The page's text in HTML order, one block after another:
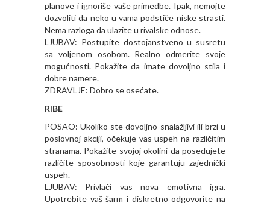
planove i ignoriše vaše primedbe. Ipak, nemojte
dozvoliti da neko u vama podstiče niske strasti.
Nema razloga da ulazite u rivalske odnose.
LJUBAV: Postupite dostojanstveno u susretu
sa voljenom osobom. Realno odmerite svoje
mogućnosti. Pokažite da imate dovoljno stila i
dobre namere.
ZDRAVLJE: Dobro se osećate.
RIBE
POSAO: Ukoliko ste dovoljno snalažljivi ili brzi u
poslovnoj akciji, očekuje vas uspeh na različitim
stranama. Pokažite svojoj okolini da posedujete
različite sposobnosti koje garantuju zajednički
uspeh.
LJUBAV: Privlači vas nova emotivna igra.
Upotrebite vaš šarm i diskretno odgovorite na